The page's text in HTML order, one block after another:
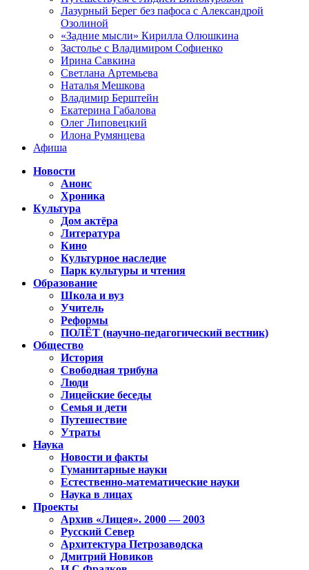
Лазурный Берег без пафоса с Александрой
Озолиной
«Задние мысли» Кирилла Олюшкина
Застолье с Владимиром Софиенко
Ирина Савкина
Светлана Артемьева
Наталья Мешкова
Владимир Берштейн
Екатерина Габалова
Олег Липовецкий
Илона Румянцева
Афиша
Новости
Анонс
Хроника
Культура
Дом актёра
Литература
Кино
Культурное наследие
Парк культуры и чтения
Образование
Школа и вуз
Учитель
Реформы
ПОЛЁТ (научно-педагогический вестник)
Общество
История
Свободная трибуна
Люди
Лицейские беседы
Семья и дети
Путешествие
Утраты
Наука
Новости и факты
Гуманитарные науки
Естественно-математические науки
Наука в лицах
Проекты
Архив «Лицея». 2000 — 2003
Русский Север
Архитектура Петрозаводска
Дмитрий Новиков